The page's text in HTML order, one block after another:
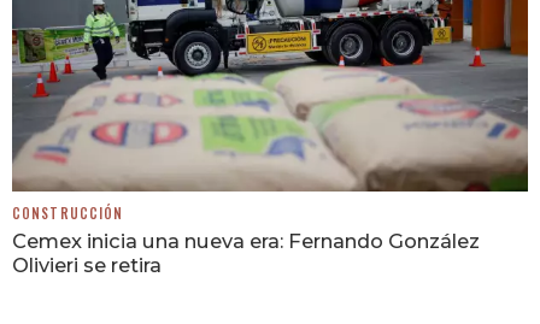
CONSTRUCCIÓN
Cemex inicia una nueva era: Fernando González
Olivieri se retira